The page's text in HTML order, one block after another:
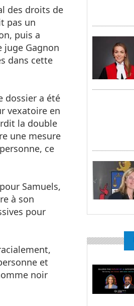
des droits de
pas un
puis a
juge Gagnon
dans cette
dossier a été
vexatoire en
la double
une mesure
ce
Samuels,
à son
pour
et
noir